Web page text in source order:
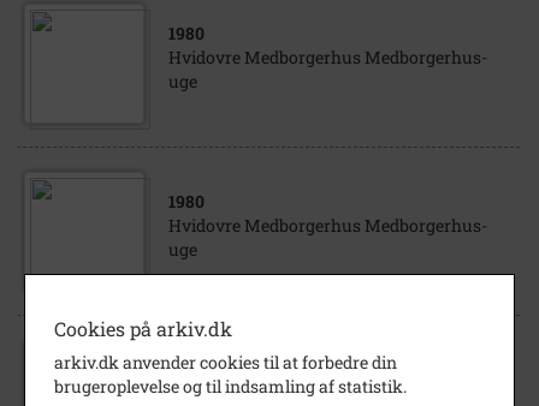
1980
Hvidovre Medborgerhus Medborgerhus-
uge
1980
Hvidovre Medborgerhus Medborgerhus-
uge
1980
Hvidovre Medborgerhus Medborgerhus-
Cookies på arkiv.dk
arkiv.dk anvender cookies til at forbedre din
brugeroplevelse og til indsamling af statistik.